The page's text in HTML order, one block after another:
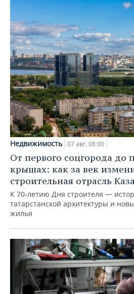
Недвижимость 07 авг, 08:00
От первого соцгорода до
крышах: как за век
строительная отрасль
К 70-летию Дня строителя —
татарстанской архитектуры и
жилья